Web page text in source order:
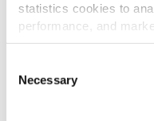
statistics cookies to
performance, and
personalized content
By clicking 'Allow all
all cookies. If you'd
you can do so by
Selection
Necessary
Surecrisp